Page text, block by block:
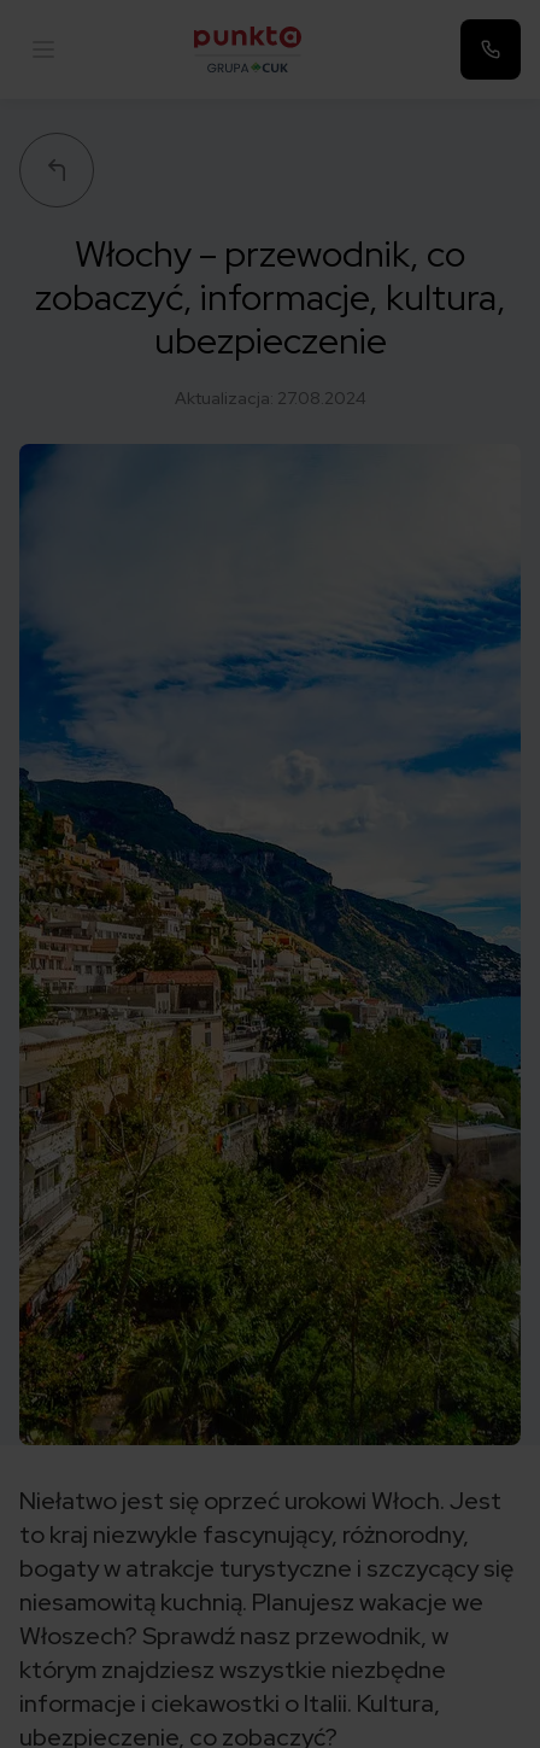
Włochy – przewodnik, co
zobaczyć, informacje, kultura,
ubezpieczenie
Aktualizacja: 27.08.2024
Niełatwo jest się oprzeć urokowi Włoch. Jest
to kraj niezwykle fascynujący, różnorodny,
bogaty w atrakcje turystyczne i szczycący się
niesamowitą kuchnią. Planujesz wakacje we
Włoszech? Sprawdź nasz przewodnik, w
którym znajdziesz wszystkie niezbędne
informacje i ciekawostki o Italii. Kultura,
ubezpieczenie, co zobaczyć?